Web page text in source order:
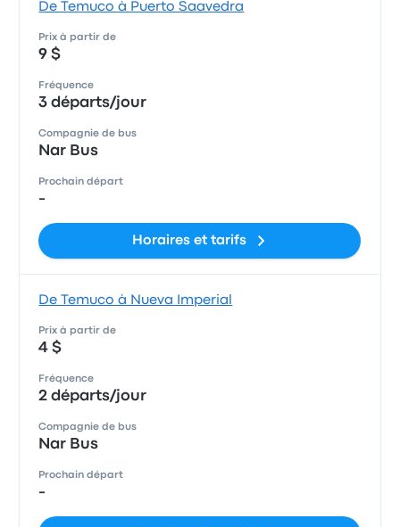
De Temuco à Puerto Saavedra
Prix à partir de
9 $
Fréquence
3 départs/jour
Compagnie de bus
Nar Bus
Prochain départ
-
Horaires et tarifs
De Temuco à Nueva Imperial
Prix à partir de
4 $
Fréquence
2 départs/jour
Compagnie de bus
Nar Bus
Prochain départ
-